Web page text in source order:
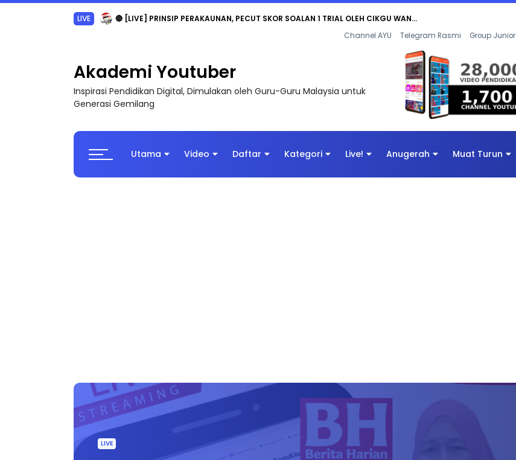
TRANSFORMASI DIGITAL GURU SIRI 7 : PAHLAWAN DIGITAL PENYELAMAT DUNIA
Channel AYU Telegram Rasmi Group Junior
Akademi Youtuber
Inspirasi Pendidikan Digital, Dimulakan oleh Guru-Guru Malaysia untuk
Generasi Gemilang
Utama Video Daftar Kategori Live! Anugerah Muat Turun
LIVE